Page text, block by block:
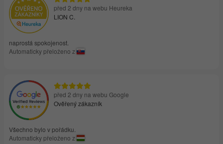
před 2 dny na webu Heureka
LION C.
naprostá spokojenost.
Automaticky přeloženo z
před 2 dny na webu Google
Ověřený zákazník
Všechno bylo v pořádku.
Automaticky přeloženo z